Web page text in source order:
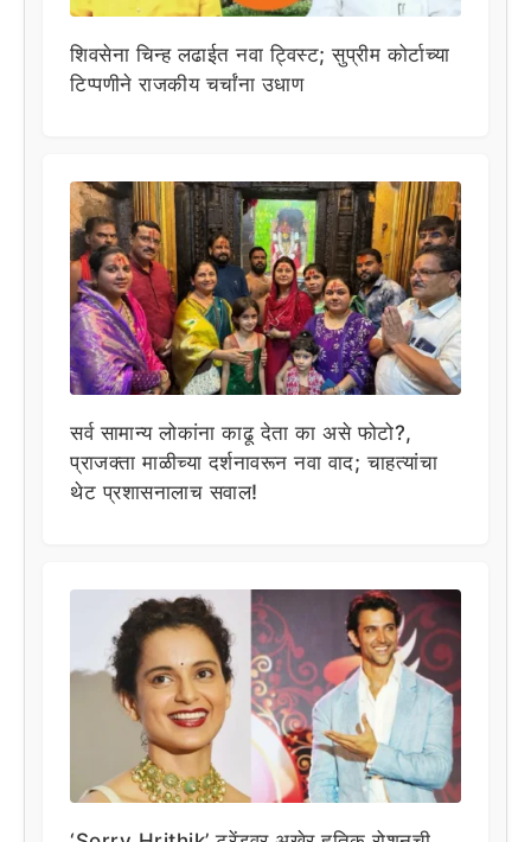
शिवसेना चिन्ह लढाईत नवा ट्विस्ट; सुप्रीम कोर्टाच्या
टिप्पणीने राजकीय चर्चांना उधाण
सर्व सामान्य लोकांना काढू देता का असे फोटो?,
प्राजक्ता माळीच्या दर्शनावरून नवा वाद; चाहत्यांचा
थेट प्रशासनालाच सवाल!